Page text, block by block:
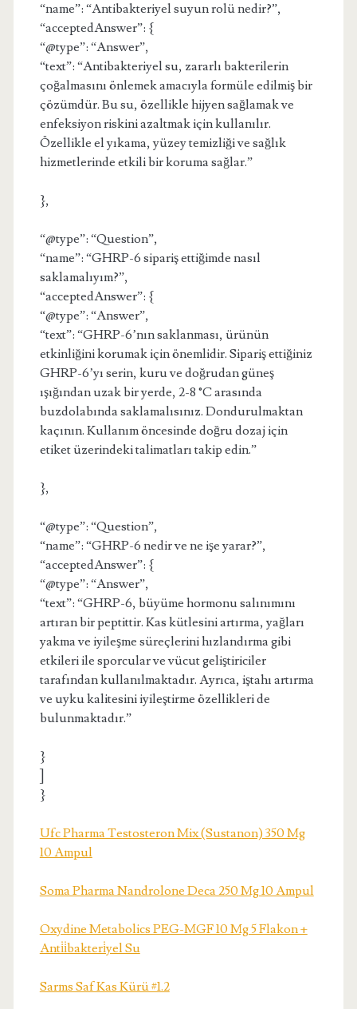
“name”: “Antibakteriyel suyun rolü nedir?”,
“acceptedAnswer”: {
“@type”: “Answer”,
“text”: “Antibakteriyel su, zararlı bakterilerin
çoğalmasını önlemek amacıyla formüle edilmiş bir
çözümdür. Bu su, özellikle hijyen sağlamak ve
enfeksiyon riskini azaltmak için kullanılır.
Özellikle el yıkama, yüzey temizliği ve sağlık
hizmetlerinde etkili bir koruma sağlar.”
},
“@type”: “Question”,
“name”: “GHRP-6 sipariş ettiğimde nasıl
saklamalıyım?”,
“acceptedAnswer”: {
“@type”: “Answer”,
“text”: “GHRP-6’nın saklanması, ürünün
etkinliğini korumak için önemlidir. Sipariş ettiğiniz
GHRP-6’yı serin, kuru ve doğrudan güneş
ışığından uzak bir yerde, 2-8 °C arasında
buzdolabında saklamalısınız. Dondurulmaktan
kaçının. Kullanım öncesinde doğru dozaj için
etiket üzerindeki talimatları takip edin.”
},
“@type”: “Question”,
“name”: “GHRP-6 nedir ve ne işe yarar?”,
“acceptedAnswer”: {
“@type”: “Answer”,
“text”: “GHRP-6, büyüme hormonu salınımını
artıran bir peptittir. Kas kütlesini artırma, yağları
yakma ve iyileşme süreçlerini hızlandırma gibi
etkileri ile sporcular ve vücut geliştiriciler
tarafından kullanılmaktadır. Ayrıca, iştahı artırma
ve uyku kalitesini iyileştirme özellikleri de
bulunmaktadır.”
}
}
Ufc Pharma Testosteron Mix (Sustanon) 350 Mg
10 Ampul
Soma Pharma Nandrolone Deca 250 Mg 10 Ampul
Oxydine Metabolics PEG-MGF 10 Mg 5 Flakon +
Anti̇i̇bakteri̇yel Su
Sarms Saf Kas Kürü #1.2